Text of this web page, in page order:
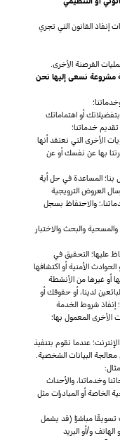
إنفاذ القانون التي تجري
القرصنة الأخرى.
مشروعة نسعى إليها نحن
بتفضيلاتك أو اهتماماتك
خدماتنا؛
الأخرى التي نعتقد أنها
بها عن نفسك أو عن
بنا؛ المساعدة في حل أية
العروض الترويجية
والاحتفاظ بسجل
والبحث والاختبار
عليها؛ التحقيق في
الحوادث الأمنية أو اكتشافها
أو غيرها من الأنشطة
لدينا، أو حقوقك أو
إنفاذ شروط الخدمة
الأخرى المعمول بها؛
عندما نقوم بتنفيذ
البيانات الشخصية.
وخدماتنا، والأحداث
الخاصة أو المبادرات مثل
تسويقًا مباشرًا (قد يشمل
و/أو البريد